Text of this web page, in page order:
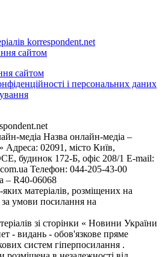
korrespondent.net
сайтом
сайтом
і персональних даних
медіа Назва онлайн-медіа –
Адреса: 02091, місто Київ,
будинок 172-Б, офіс 208/1 E-mail:
Телефон: 044-205-43-00
– R40-06068
матеріалів, розміщених на
за умови посилання на
зі сторінки « Новини України
- видань - обов'язкове пряме
систем гіперпосилання .